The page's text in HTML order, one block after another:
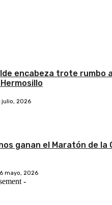
encabeza trote rumbo
julio, 2026
ganan el Maratón de la
mayo, 2026
-